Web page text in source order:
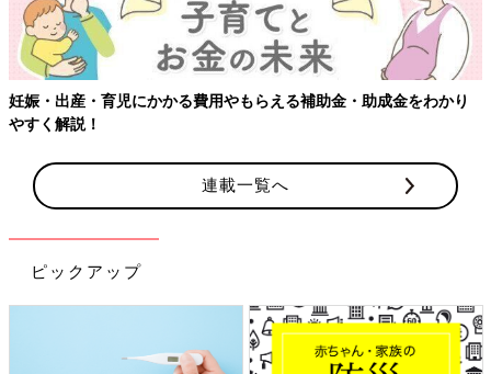
妊娠・出産・育児にかかる費用やもらえる補助金・助成金をわかり
やすく解説！
連載一覧へ
ピックアップ